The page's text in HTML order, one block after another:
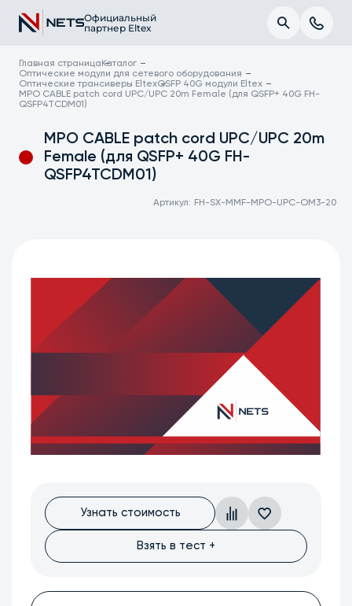
Официальный
партнер Eltex
Главная страница Каталог
Оптические модули для сетевого оборудования
Оптические трансиверы EltexQSFP 40G модули Eltex
MPO CABLE patch cord UPC/UPC 20m Female (для QSFP+ 40G FH-
QSFP4TCDM01)
MPO CABLE patch cord UPC/UPC 20m
Female (для QSFP+ 40G FH-
QSFP4TCDM01)
Артикул: FH-SX-MMF-MPO-UPC-OM3-20
Узнать стоимость
Взять в тест +